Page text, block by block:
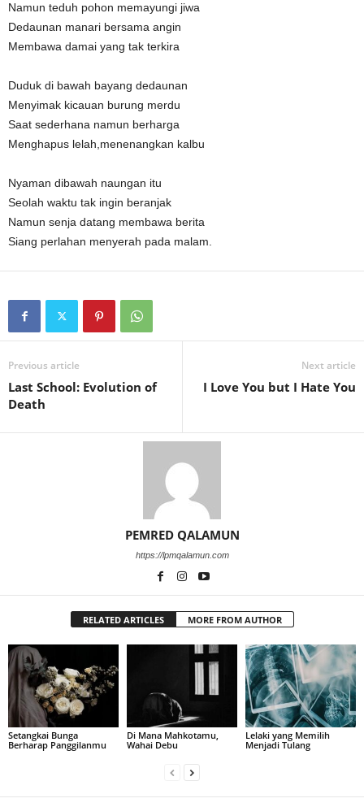
Namun teduh pohon memayungi jiwa
Dedaunan manari bersama angin
Membawa damai yang tak terkira
Duduk di bawah bayang dedaunan
Menyimak kicauan burung merdu
Saat sederhana namun berharga
Menghapus lelah,menenangkan kalbu
Nyaman dibawah naungan itu
Seolah waktu tak ingin beranjak
Namun senja datang membawa berita
Siang perlahan menyerah pada malam.
Previous article
Last School: Evolution of
Death
Next article
I Love You but I Hate You
PEMRED QALAMUN
https://lpmqalamun.com
RELATED ARTICLES MORE FROM AUTHOR
Setangkai Bunga
Berharap Panggilanmu
Di Mana Mahkotamu,
Wahai Debu
Lelaki yang Memilih
Menjadi Tulang